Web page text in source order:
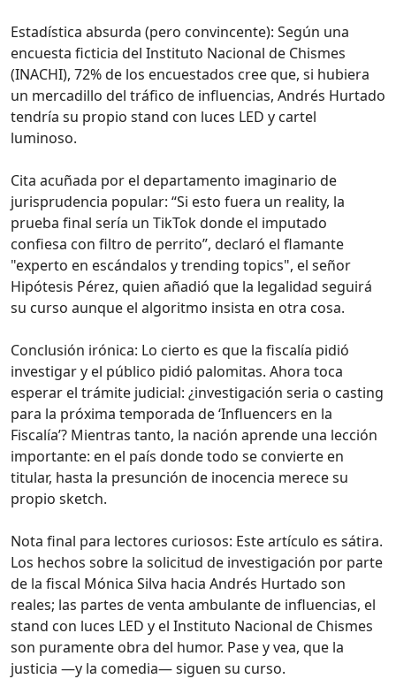
Estadística absurda (pero convincente): Según una
encuesta ficticia del Instituto Nacional de Chismes
(INACHI), 72% de los encuestados cree que, si hubiera
un mercadillo del tráfico de influencias, Andrés Hurtado
tendría su propio stand con luces LED y cartel
luminoso.
Cita acuñada por el departamento imaginario de
jurisprudencia popular: “Si esto fuera un reality, la
prueba final sería un TikTok donde el imputado
confiesa con filtro de perrito”, declaró el flamante
"experto en escándalos y trending topics", el señor
Hipótesis Pérez, quien añadió que la legalidad seguirá
su curso aunque el algoritmo insista en otra cosa.
Conclusión irónica: Lo cierto es que la fiscalía pidió
investigar y el público pidió palomitas. Ahora toca
esperar el trámite judicial: ¿investigación seria o casting
para la próxima temporada de ‘Influencers en la
Fiscalía’? Mientras tanto, la nación aprende una lección
importante: en el país donde todo se convierte en
titular, hasta la presunción de inocencia merece su
propio sketch.
Nota final para lectores curiosos: Este artículo es sátira.
Los hechos sobre la solicitud de investigación por parte
de la fiscal Mónica Silva hacia Andrés Hurtado son
reales; las partes de venta ambulante de influencias, el
stand con luces LED y el Instituto Nacional de Chismes
son puramente obra del humor. Pase y vea, que la
justicia —y la comedia— siguen su curso.